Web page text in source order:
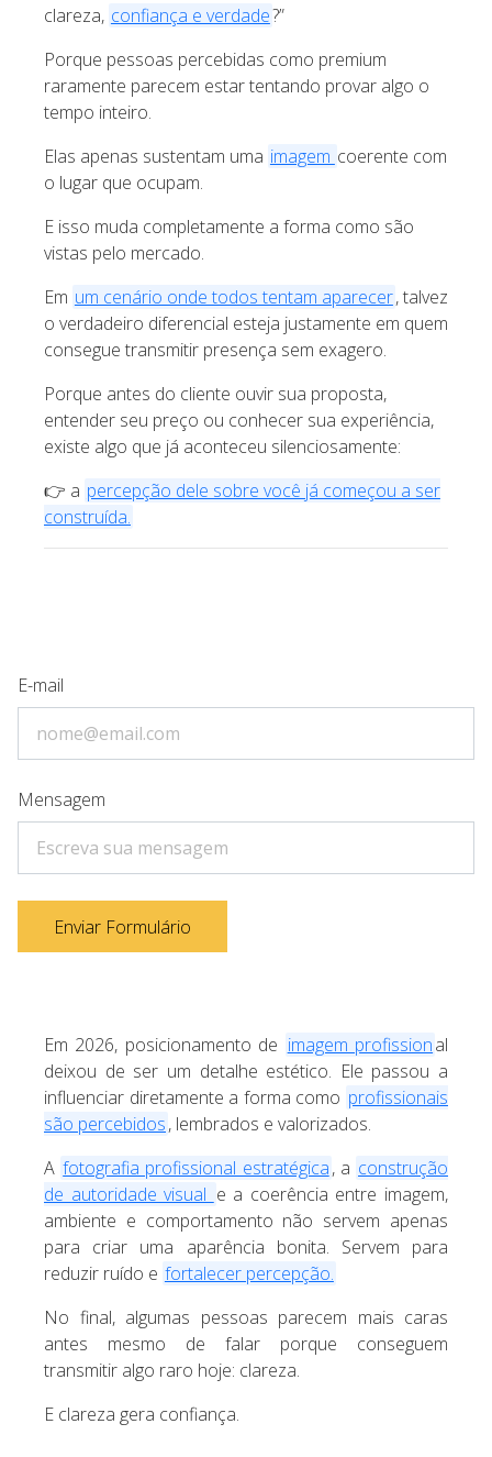
clareza, confiança e verdade?”
Porque pessoas percebidas como premium
raramente parecem estar tentando provar algo o
tempo inteiro.
Elas apenas sustentam uma imagem coerente com
o lugar que ocupam.
E isso muda completamente a forma como são
vistas pelo mercado.
Em um cenário onde todos tentam aparecer, talvez
o verdadeiro diferencial esteja justamente em quem
consegue transmitir presença sem exagero.
Porque antes do cliente ouvir sua proposta,
entender seu preço ou conhecer sua experiência,
existe algo que já aconteceu silenciosamente:
👉 a percepção dele sobre você já começou a ser
construída.
E-mail
Mensagem
Enviar Formulário
Em 2026, posicionamento de imagem profissional
deixou de ser um detalhe estético. Ele passou a
influenciar diretamente a forma como profissionais
são percebidos, lembrados e valorizados.
A fotografia profissional estratégica, a construção
de autoridade visual e a coerência entre imagem,
ambiente e comportamento não servem apenas
para criar uma aparência bonita. Servem para
reduzir ruído e fortalecer percepção.
No final, algumas pessoas parecem mais caras
antes mesmo de falar porque conseguem
transmitir algo raro hoje: clareza.
E clareza gera confiança.